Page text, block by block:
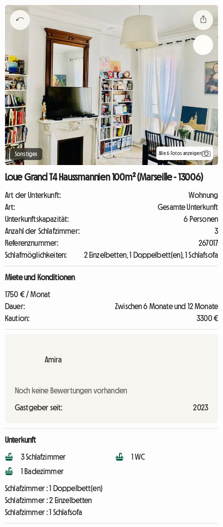
Sonstiges Alle 6 Fotos anzeigen
Loue Grand T4 Haussmannien 100m² (Marseille - 13006)
Art der Unterkunft:
Wohnung
Art:
Gesamte Unterkunft
Unterkunftskapazität:
6 Personen
Anzahl der Schlafzimmer:
3
Referenznummer:
267017
Schlafmöglichkeiten:
2 Einzelbetten, 1 Doppelbett(en), 1 Schlafsofa
Miete und Konditionen
1750 € / Monat
Dauer:
Zwischen 6 Monate und 12 Monate
Kaution:
3300 €
Amira
Noch keine Bewertungen vorhanden
Gastgeber seit: 2023
Unterkunft
3 Schlafzimmer
1 Badezimmer
1 WC
Schlafzimmer :1 Doppelbett(en)
Schlafzimmer :2 Einzelbetten
Schlafzimmer :1 Schlafsofa